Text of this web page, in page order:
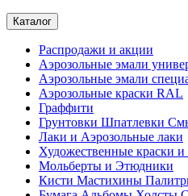
Каталог
Распродажи и акции
Аэрозольные эмали
Аэрозольные эмали
Аэрозольные краски RAL
Граффити
Грунтовки Шпатлевки
Лаки и Аэрозольные лаки
Художественные краски и
Мольберты и Этюдники
Кисти Мастихины